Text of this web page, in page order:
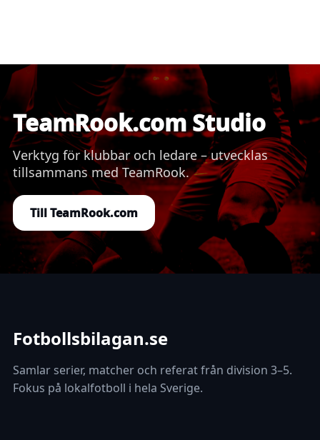
TeamRook.com Studio
Verktyg för klubbar och ledare – utvecklas
tillsammans med TeamRook.
Till TeamRook.com
Fotbollsbilagan.se
Samlar serier, matcher och referat från division 3–5.
Fokus på lokalfotboll i hela Sverige.